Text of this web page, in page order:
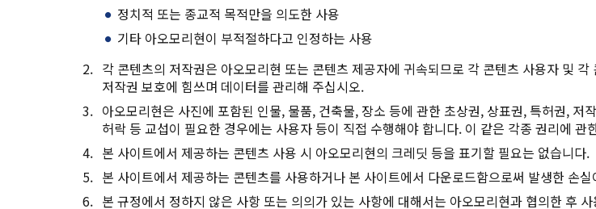
정치적 또는 종교적 목적만을 의도한 사용
기타 아오모리현이 부적절하다고 인정하는 사용
각 콘텐츠의 저작권은 아오모리현 또는 콘텐츠 제공자에 귀속되므로 각 콘텐츠 사용자 및
저작권 보호에 힘쓰며 데이터를 관리해 주십시오.
아오모리현은 사진에 포함된 인물, 물품, 건축물, 장소 등에 관한 초상권, 상표권, 특허권,
허락 등 교섭이 필요한 경우에는 사용자 등이 직접 수행해야 합니다. 이 같은 각종 권리에
본 사이트에서 제공하는 콘텐츠 사용 시 아오모리현의 크레딧 등을 표기할 필요는 없습니다.
본 사이트에서 제공하는 콘텐츠를 사용하거나 본 사이트에서 다운로드함으로써 발생한 손
본 규정에서 정하지 않은 사항 또는 의의가 있는 사항에 대해서는 아오모리현과 협의한 후